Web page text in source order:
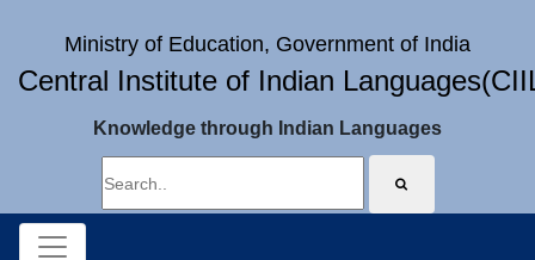
Ministry of Education, Government of India
Central Institute of Indian
Knowledge through Indian Languages